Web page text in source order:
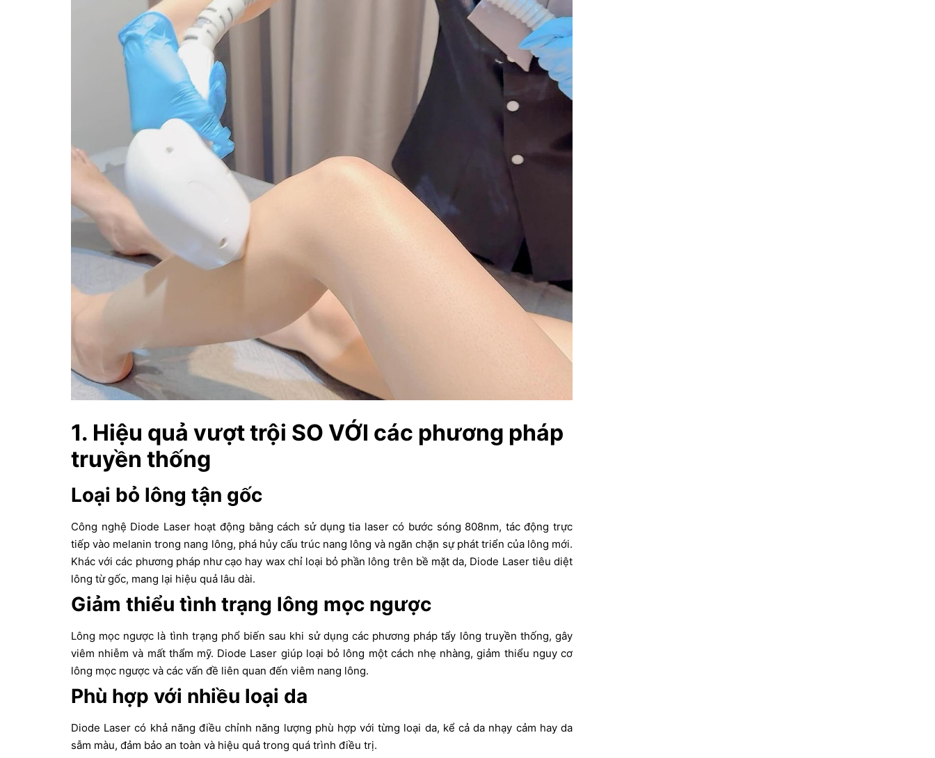
1. Hiệu quả vượt trội SO VỚI các phương pháp
truyền thống
Loại bỏ lông tận gốc
Công nghệ Diode Laser hoạt động bằng cách sử dụng tia laser có bước sóng 808nm, tác động trực
tiếp vào melanin trong nang lông, phá hủy cấu trúc nang lông và ngăn chặn sự phát triển của lông mới.
Khác với các phương pháp như cạo hay wax chỉ loại bỏ phần lông trên bề mặt da, Diode Laser tiêu diệt
lông từ gốc, mang lại hiệu quả lâu dài.
Giảm thiểu tình trạng lông mọc ngược
Lông mọc ngược là tình trạng phổ biến sau khi sử dụng các phương pháp tẩy lông truyền thống, gây
viêm nhiễm và mất thẩm mỹ. Diode Laser giúp loại bỏ lông một cách nhẹ nhàng, giảm thiểu nguy cơ
lông mọc ngược và các vấn đề liên quan đến viêm nang lông.
Phù hợp với nhiều loại da
Diode Laser có khả năng điều chỉnh năng lượng phù hợp với từng loại da, kể cả da nhạy cảm hay da
sẫm màu, đảm bảo an toàn và hiệu quả trong quá trình điều trị.